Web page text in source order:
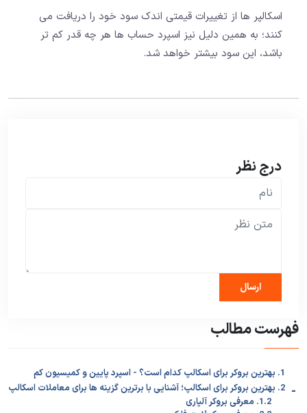
اسکالپر ها از تغییرات قیمتی اندک سود خود را دریافت می
کنند؛ به همین دلیل نیز اسپرد حساب ها هر چه قدر کم تر
باشد، این سود بیشتر خواهد شد.
درج نظر
فهرست مطالب
1. بهترین بروکر برای اسکالپ کدام است؟ - اسپرد پایین و کمیسیون کم
2. بهترین بروکر برای اسکالپ؛ آشنایی با برترین گزینه ها برای معاملات اسکالپ -
1.2. معرفی بروکر آلپاری